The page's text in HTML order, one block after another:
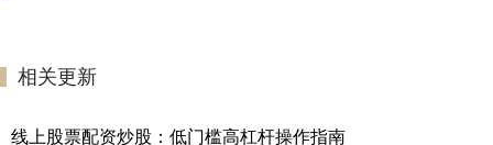
相关更新
线上股票配资炒股：低门槛高杠杆操作指南